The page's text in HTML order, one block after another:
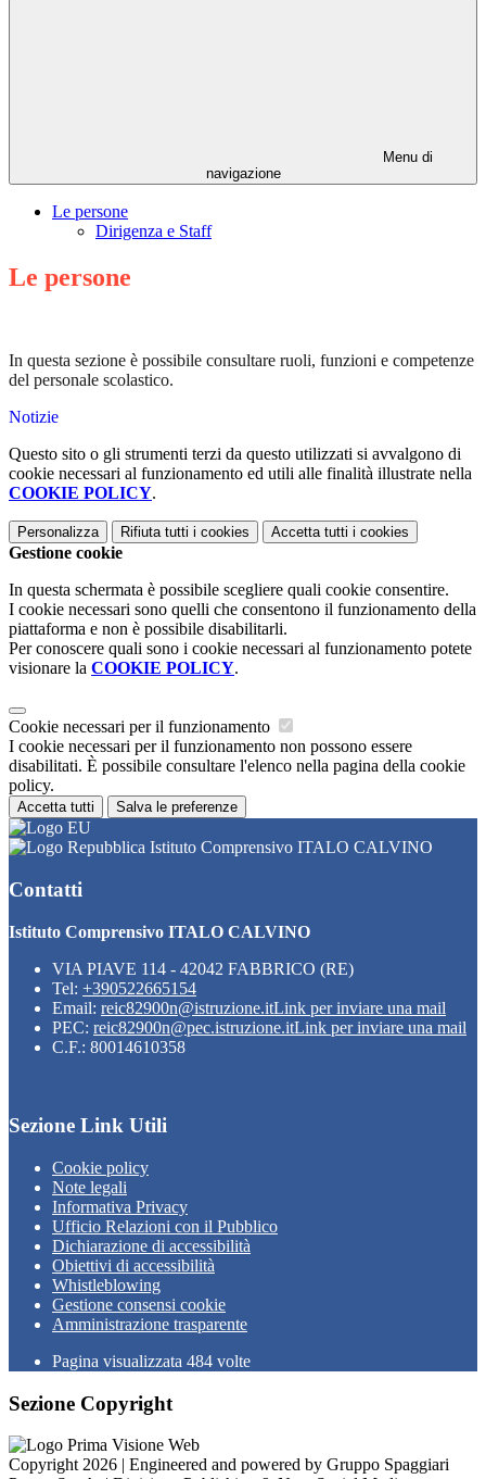
Menu di
navigazione
Le persone
Dirigenza e Staff
Le persone
In questa sezione è possibile consultare ruoli, funzioni e competenze
del personale scolastico.
Notizie
Questo sito o gli strumenti terzi da questo utilizzati si avvalgono di
cookie necessari al funzionamento ed utili alle finalità illustrate nella
COOKIE POLICY.
Personalizza Rifiuta tutti i cookies Accetta tutti i cookies
Gestione cookie
In questa schermata è possibile scegliere quali cookie consentire.
I cookie necessari sono quelli che consentono il funzionamento della
piattaforma e non è possibile disabilitarli.
Per conoscere quali sono i cookie necessari al funzionamento potete
visionare la COOKIE POLICY.
Cookie necessari per il funzionamento
I cookie necessari per il funzionamento non possono essere
disabilitati. È possibile consultare l'elenco nella pagina della cookie
policy.
Accetta tutti Salva le preferenze
Istituto Comprensivo ITALO CALVINO
Contatti
Istituto Comprensivo ITALO CALVINO
VIA PIAVE 114 - 42042 FABBRICO (RE)
Tel: +390522665154
Email: reic82900n@istruzione.itLink per inviare una mail
PEC: reic82900n@pec.istruzione.itLink per inviare una mail
C.F.: 80014610358
Sezione Link Utili
Cookie policy
Note legali
Informativa Privacy
Ufficio Relazioni con il Pubblico
Dichiarazione di accessibilità
Obiettivi di accessibilità
Whistleblowing
Gestione consensi cookie
Amministrazione trasparente
Pagina visualizzata 484 volte
Sezione Copyright
Copyright 2026 | Engineered and powered by Gruppo Spaggiari